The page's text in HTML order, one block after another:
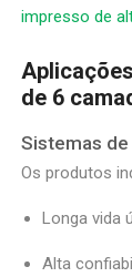
impresso de
de 6
Sistemas
Os produtos
Longa vida
Alta